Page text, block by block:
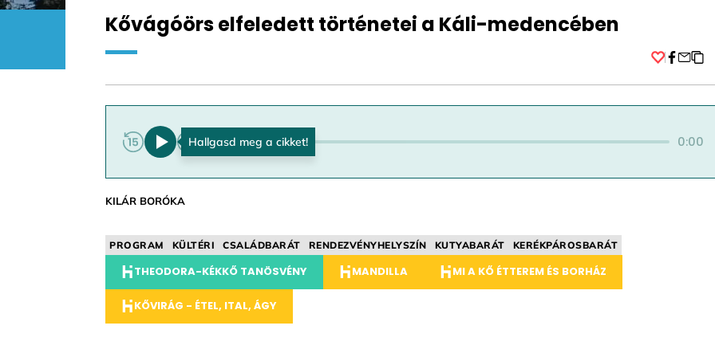
Kővágóörs elfeledett történetei a Káli-medencében
0:00 0:00
KILÁR BORÓKA
PROGRAM KÜLTÉRI CSALÁDBARÁT RENDEZVÉNYHELYSZÍN KUTYABARÁT KERÉKPÁROSBARÁT
THEODORA-KÉKKŐ TANÖSVÉNY MANDILLA MI A KŐ ÉTTEREM ÉS BORHÁZ
KŐVIRÁG - ÉTEL, ITAL, ÁGY